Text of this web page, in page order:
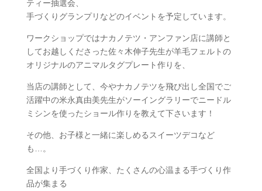
ティー抽選会、
手づくりグランプリなどのイベントを予定しています。
ワークショップではナカノテツ・アンファン店に講師と
してお越しくださった佐々木伸子先生が羊毛フェルトの
オリジナルのアニマルタグプレート作りを、
当店の講師として、今やナカノテツを飛び出し全国でご
活躍中の米永真由美先生がソーイングラリーでニードル
ミシンを使ったショール作りを教えて下さいます！
その他、お子様と一緒に楽しめるスイーツデコなど
も…。
全国より手づくり作家、たくさんの心温まる手づくり作
品が集まる